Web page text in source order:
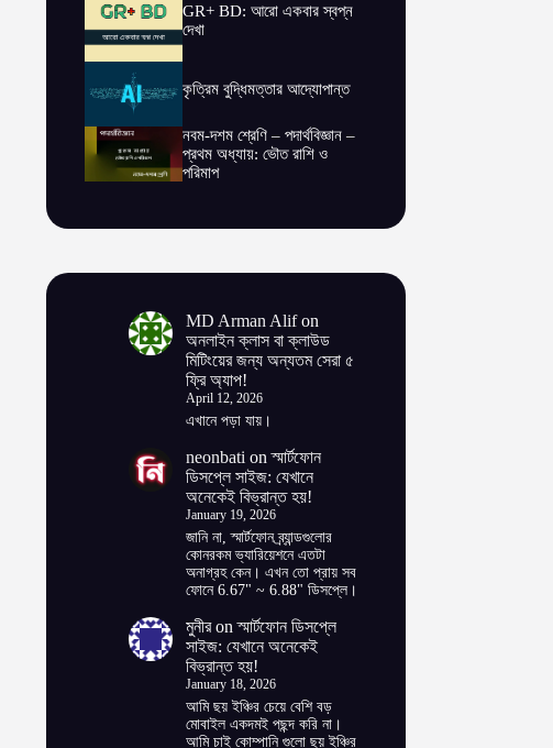
GR+ BD: আরো একবার স্বপ্ন
দেখা
কৃত্রিম বুদ্ধিমত্তার আদ্যোপান্ত
নবম-দশম শ্রেণি – পদার্থবিজ্ঞান –
প্রথম অধ্যায়: ভৌত রাশি ও
পরিমাপ
MD Arman Alifon
অনলাইন ক্লাস বা ক্লাউড
মিটিংয়ের জন্য অন্যতম সেরা ৫
ফ্রি অ্যাপ!
April 12, 2026
এখানে পড়া যায়।
neonbati onস্মার্টফোন
ডিসপ্লে সাইজ: যেখানে
অনেকেই বিভ্রান্ত হয়!
January 19, 2026
জানি না, স্মার্টফোন ব্র্যান্ডগুলোর
কোনরকম ভ্যারিয়েশনে এতটা
অনাগ্রহ কেন। এখন তো প্রায় সব
ফোনে 6.67" ~ 6.88" ডিসপ্লে।
মুনীরonস্মার্টফোন ডিসপ্লে
সাইজ: যেখানে অনেকেই
বিভ্রান্ত হয়!
January 18, 2026
আমি ছয় ইঞ্চির চেয়ে বেশি বড়
মোবাইল একদমই পছন্দ করি না।
আমি চাই কোম্পানি গুলো ছয় ইঞ্চির